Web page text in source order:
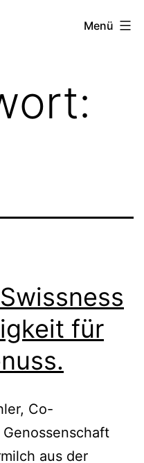
Menü
für
Co-
aus der